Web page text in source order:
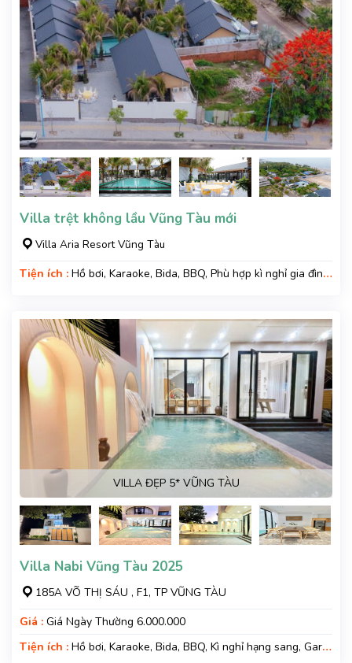
Villa trệt không lầu Vũng Tàu mới
Villa Aria Resort Vũng Tàu
Tiện ích : Hồ bơi, Karaoke, Bida, BBQ, Phù hợp kì nghỉ gia đình,
VILLA ĐẸP 5* VŨNG TÀU
Villa Nabi Vũng Tàu 2025
185A VÕ THỊ SÁU , F1, TP VŨNG TÀU
Giá : Giá Ngày Thường 6.000.000
Tiện ích : Hồ bơi, Karaoke, Bida, BBQ, Kì nghỉ hạng sang, Gara